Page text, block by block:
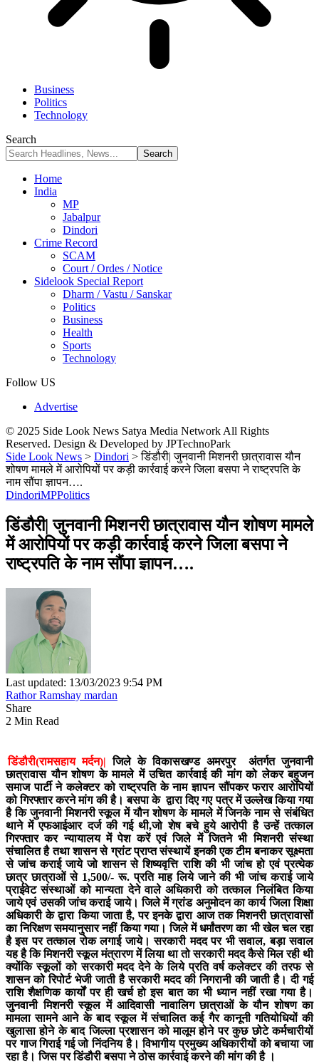
Business
Politics
Technology
Search
Home
India
MP
Jabalpur
Dindori
Crime Record
SCAM
Court / Ordes / Notice
Sidelook Special Report
Dharm / Vastu / Sanskar
Politics
Business
Health
Sports
Technology
Follow US
Advertise
© 2025 Side Look News Satya Media Network All Rights
Reserved. Design & Developed by JPTechnoPark
Side Look News > Dindori >डिंडौरी| जुनवानी मिशनरी छात्रावास यौन
शोषण मामले में आरोपियों पर कड़ी कार्रवाई करने जिला बसपा ने राष्ट्रपति के
नाम सौंपा ज्ञापन….
DindoriMPPolitics
डिंडौरी| जुनवानी मिशनरी छात्रावास यौन शोषण मामले
में आरोपियों पर कड़ी कार्रवाई करने जिला बसपा ने
राष्ट्रपति के नाम सौंपा ज्ञापन….
Last updated: 13/03/2023 9:54 PM
Rathor Ramshay mardan
Share
2 Min Read
डिंडौरी(रामसहाय मर्दन)| जिले के विकासखण्ड अमरपुर अंतर्गत जुनवानी
छात्रावास यौन शोषण के मामले में उचित कार्रवाई की मांग को लेकर बहुजन
समाज पार्टी ने कलेक्टर को राष्ट्रपति के नाम ज्ञापन सौंपकर फरार आरोपियों
को गिरफ्तार करने मांग की है। बसपा के द्वारा दिए गए पत्र में उल्लेख किया गया
है कि जुनवानी मिशनरी स्कूल में यौन शोषण के मामले में जिनके नाम से संबंधित
थाने में एफआईआर दर्ज की गई थी,जो शेष बचे हुये आरोपी है उन्हें तत्काल
गिरफ्तार कर न्यायालय में पेश करें एवं जिले में जितने भी मिशनरी संस्था
संचालित है तथा शासन से ग्रांट प्राप्त संस्थायें इनकी एक टीम बनाकर सूक्ष्मता
से जांच कराई जाये जो शासन से शिष्यवृत्ति राशि की भी जांच हो एवं प्रत्येक
छात्र छात्राओं से 1,500/- रू. प्रति माह लिये जाने की भी जांच कराई जाये
प्राईवेट संस्थाओं को मान्यता देने वाले अधिकारी को तत्काल निलंबित किया
जाये एवं उसकी जांच कराई जाये। जिले में ग्रांड अनुमोदन का कार्य जिला शिक्षा
अधिकारी के द्वारा किया जाता है, पर इनके द्वारा आज तक मिशनरी छात्रावासों
का निरिक्षण समयानुसार नहीं किया गया। जिले में धर्मांतरण का भी खेल चल रहा
है इस पर तत्काल रोक लगाई जाये। सरकारी मदद पर भी सवाल, बड़ा सवाल
यह है कि मिशनरी स्कूल मंत्रारण में लिया था तो सरकारी मदद कैसे मिल रही थी
क्योंकि स्कूलों को सरकारी मदद देने के लिये प्रति वर्ष कलेक्टर की तरफ से
शासन को रिपोर्ट भेजी जाती है सरकारी मदद की निगरानी की जाती है। दी गई
राशि शैक्षणिक कार्यों पर ही खर्च हो इस बात का भी ध्यान नहीं रखा गया है।
जुनवानी मिशनरी स्कूल में आदिवासी नावालिग छात्राओं के यौन शोषण का
मामला सामने आने के बाद स्कूल में संचालित कई गैर कानूनी गतियोधियों की
खुलासा होने के बाद जिल्ला प्रशासन को मालूम होने पर कुछ छोटे कर्मचारीयों
पर गाज गिराई गई जो निंदनिय है। विभागीय प्रमुख्य अधिकारीयों को बचाया जा
रहा है। जिस पर डिंडौरी बसपा ने ठोस कार्रवाई करने की मांग की है ।